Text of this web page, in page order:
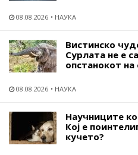
08.08.2026 НАУКА
Вистинско
Сурлата не е
опстанокот
08.08.2026 НАУКА
Научниците
Кој е
кучето?